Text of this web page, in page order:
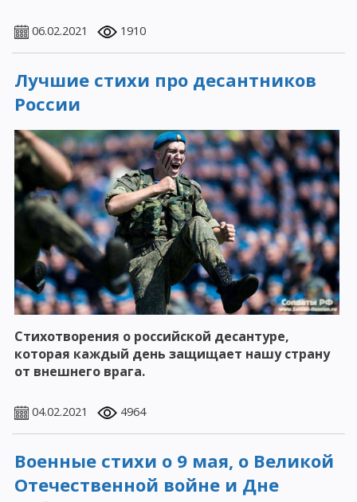
06.02.2021 1910
Лучшие стихи про десантников
России
Стихотворения о российской десантуре,
которая каждый день защищает нашу страну
от внешнего врага.
04.02.2021 4964
Военные стихи о 9 мая, о Великой
Отечественной войне и Дне